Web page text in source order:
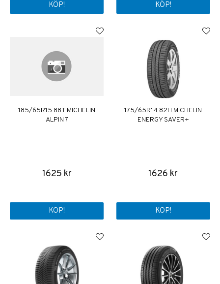
KÖP! KÖP!
185/65R15 88T MICHELIN
ALPIN 7
1625 kr
KÖP!
175/65R14 82H MICHELIN
ENERGY SAVER+
1626 kr
KÖP!